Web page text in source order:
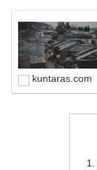
kuntaras.com